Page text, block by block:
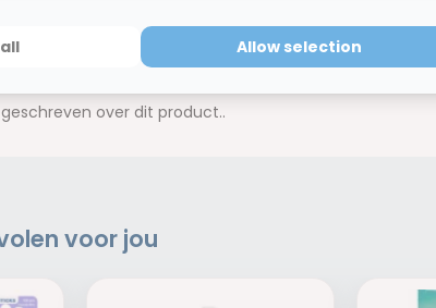
over dit product..
voor jou
Allow selection